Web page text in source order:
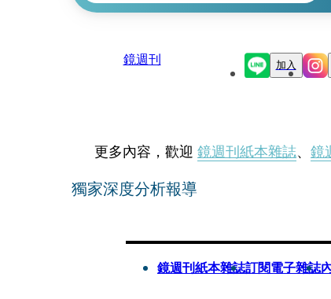
鏡週刊 加入
更多內容，歡迎 鏡週刊紙本雜誌、 鏡
獨家深度分析報導
鏡週刊紙本雜誌訂閱電子雜誌